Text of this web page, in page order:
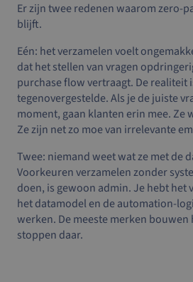
Er zijn twee redenen waarom zero-
blijft.
Eén: het verzamelen voelt
dat het stellen van vragen
purchase flow vertraagt. De realiteit
tegenovergestelde. Als je de juiste
moment, gaan klanten erin mee. Ze
Ze zijn net zo moe van irrelevante
Twee: niemand weet wat ze met de
Voorkeuren verzamelen zonder
doen, is gewoon admin. Je hebt het
het datamodel en de automation-
werken. De meeste merken bouwen
stoppen daar.